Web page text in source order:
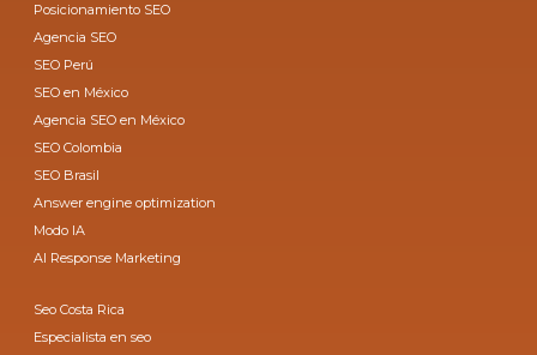
Posicionamiento SEO
Agencia SEO
SEO Perú
SEO en México
Agencia SEO en México
SEO Colombia
SEO Brasil
Answer engine optimization
Modo IA
AI Response Marketing
Seo Costa Rica
Especialista en seo